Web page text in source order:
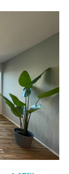
で大切な
間取りの
の将来設計
ランス術
動線の工
最適化方